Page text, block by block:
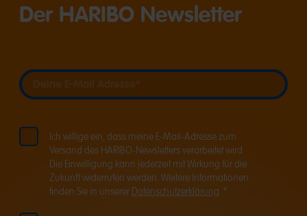
Der HARIBO Newsletter
Ich willige ein, dass meine E-Mail-Adresse zum
Versand des HARIBO-Newsletters verarbeitet wird.
Die Einwilligung kann jederzeit mit Wirkung für die
Zukunft widerrufen werden. Weitere Informationen
finden Sie in unserer Datenschutzerklärung. *